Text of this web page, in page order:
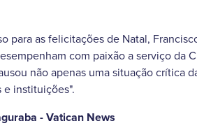
para as felicitações de Natal,
com paixão a serviço da
não apenas uma situação crítica
e instituições".
- Vatican News